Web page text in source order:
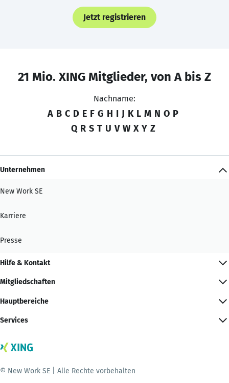
Jetzt registrieren
21 Mio. XING Mitglieder, von A bis Z
Nachname:
A B C D E F G H I J K L M N O P
Q R S T U V W X Y Z
Unternehmen
New Work SE
Karriere
Presse
Hilfe & Kontakt
Mitgliedschaften
Hauptbereiche
Services
© New Work SE | Alle Rechte vorbehalten